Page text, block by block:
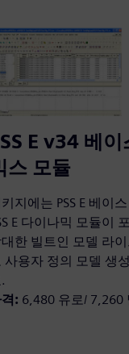
E v34 베이
스 모듈
지에는 PSS E 베이
E 다이나믹 모듈이
대한 빌트인 모델 라
사용자 정의 모델 생
: 6,480 유로/ 7,260